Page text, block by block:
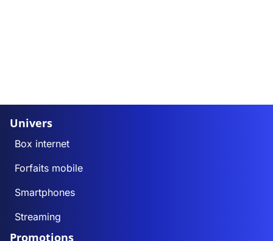
Univers
Box internet
Forfaits mobile
Smartphones
Streaming
Promotions